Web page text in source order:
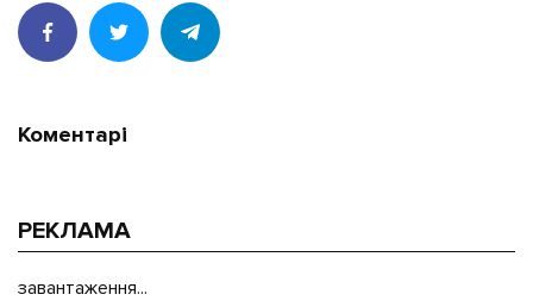
Коментарі
РЕКЛАМА
завантаження...